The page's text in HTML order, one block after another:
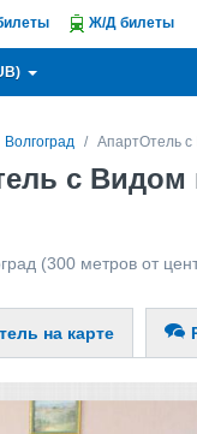
Ж/Д билеты
Волгоград АпартОтель с
с Видом
(300 метров от
на карте